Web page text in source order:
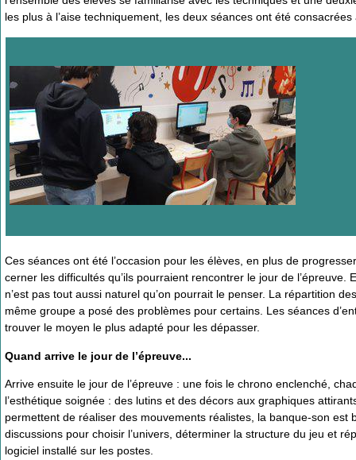
les plus à l’aise techniquement, les deux séances ont été
Ces séances ont été l’occasion pour les élèves, en plus de
cerner les difficultés qu’ils pourraient rencontrer le jour de
n’est pas tout aussi naturel qu’on pourrait le penser. La répartition
même groupe a posé des problèmes pour certains. Les séances
trouver le moyen le plus adapté pour les dépasser.
Quand arrive le jour de l’épreuve...
Arrive ensuite le jour de l’épreuve : une fois le chrono enclenché,
l’esthétique soignée : des lutins et des décors aux graphiques
permettent de réaliser des mouvements réalistes, la banque-son
discussions pour choisir l’univers, déterminer la structure du jeu et
logiciel installé sur les postes.